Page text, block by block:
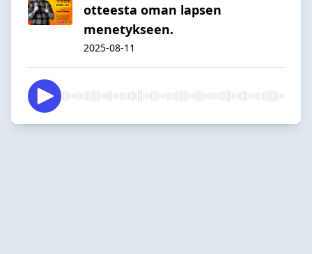
otteesta oman lapsen
menetykseen.
2025-08-11